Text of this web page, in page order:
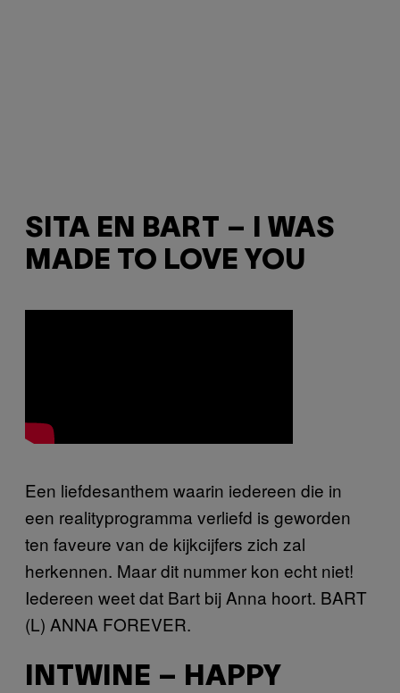
SITA EN BART – I WAS
MADE TO LOVE YOU
Een liefdesanthem waarin iedereen die in
een realityprogramma verliefd is geworden
ten faveure van de kijkcijfers zich zal
herkennen. Maar dit nummer kon echt niet!
Iedereen weet dat Bart bij Anna hoort. BART
(L) ANNA FOREVER.
INTWINE – HAPPY